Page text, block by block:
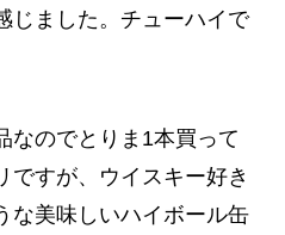
じました。チューハイで
なのでとりま1本買って
ですが、ウイスキー好き
な美味しいハイボール缶